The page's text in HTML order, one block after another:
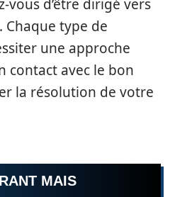
vous d’être dirigé vers
Chaque type de
une approche
contact avec le bon
la résolution de votre
MAIS